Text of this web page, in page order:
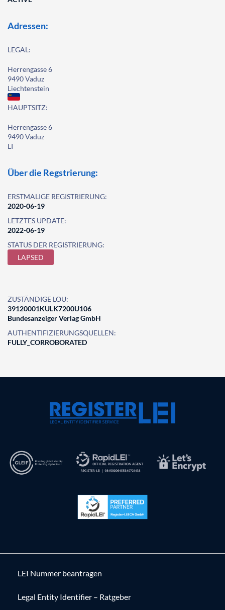
Adressen:
LEGAL:
Herrengasse 6
9490 Vaduz
Liechtenstein
HAUPTSITZ:
Herrengasse 6
9490 Vaduz
LI
Über die Regstrierung:
ERSTMALIGE REGISTRIERUNG:
2020-06-19
LETZTES UPDATE:
2022-06-19
STATUS DER REGISTRIERUNG:
LAPSED
ZUSTÄNDIGE LOU:
39120001KULK7200U106
Bundesanzeiger Verlag GmbH
AUTHENTIFIZIERUNGSQUELLEN:
FULLY_CORROBORATED
LEI Nummer beantragen
Legal Entity Identifier – Ratgeber